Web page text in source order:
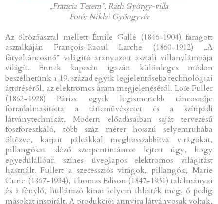
„Francia Terem”, Ráth György-villa
Fotó: Niklai Gyöngyvér
Az öltözőasztal mellett Émile Gallé (1846-1904) faragott
asztalkáján François-Raoul Larche (1860-1912) „A
fátyoltáncosnő” világító aranyozott asztali villanylámpája
világít. Ennek kapcsán igazán különleges módon
beszélhetünk a 19. század egyik legjelentősebb technológiai
áttöréséről, az elektromos áram megjelenéséről. Loïe Fuller
(1862-1928) Párizs egyik legismertebb táncosnője
forradalmasította a táncművészetet és a színpadi
látványtechnikát. Modern előadásaiban saját tervezésű
foszforeszkáló, több száz méter hosszú selyemruhába
öltözve, karjait pálcákkal meghosszabbítva virágokat,
pillangókat idéző szerpentintáncot lejtett úgy, hogy
egyedülállóan színes üveglapos elektromos világítást
használt. Fullert a szecessziós virágok, pillangók, Marie
Curie (1867-1934), Thomas Edison (1847-1931) találmányai
és a fénylő, hullámzó kínai selyem ihlették meg, ő pedig
másokat inspirált. A produkciói annyira látványosak voltak,